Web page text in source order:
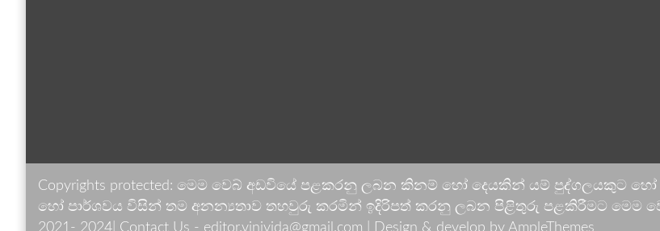
Copyrights protected: මෙම වෙබ් අඩවියේ පළකරනු ලබන කිනම් හෝ දෙයකින් යම් පුද්ගලයකුට
හෝ පාර්ශවය විසින් තම අනන්‍යතාව තහවුරු කරමින් ඉදිරිපත් කරනු ලබන පිළිතුරු පළකිරීමට මෙම වෙබ්
2021- 2024| Contact Us - editor.vinivida@gmail.com |
Design & develop by AmpleThemes